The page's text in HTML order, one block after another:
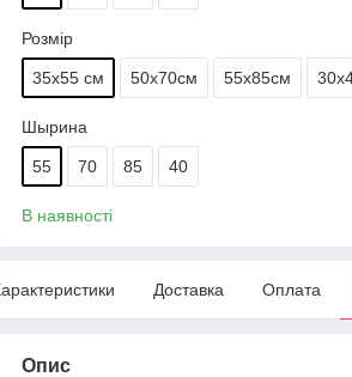
Розмір
35х55 см 50х70см 55х85см
Шырина
55 70 85 40
В наявності
Доставка Оплата
Опис